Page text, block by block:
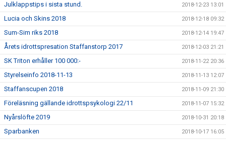
Julklappstips i sista stund. 2018-12-23 13:01
Lucia och Skins 2018 2018-12-18 09:32
Sum-Sim riks 2018 2018-12-14 19:47
Årets idrottspresation Staffanstorp 2017 2018-12-03 21:21
SK Triton erhåller 100 000:- 2018-11-22 20:36
Styrelseinfo 2018-11-13 2018-11-13 12:07
Staffanscupen 2018 2018-11-09 21:30
Föreläsning gällande idrottspsykologi 22/11 2018-11-07 15:32
Nyårslöfte 2019 2018-10-31 20:18
Sparbanken 2018-10-17 16:05